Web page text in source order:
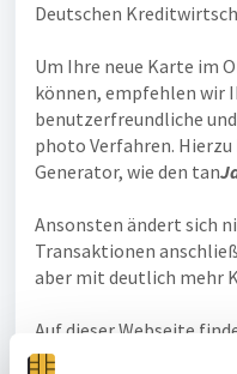
Deutschen
Um Ihre neue Karte im
können, empfehlen wir
benutzerfreundliche
photo Verfahren. Hierzu
Generator, wie den tan
Ansonsten ändert sich
Transaktionen
aber mit deutlich mehr
Auf dieser Webseite